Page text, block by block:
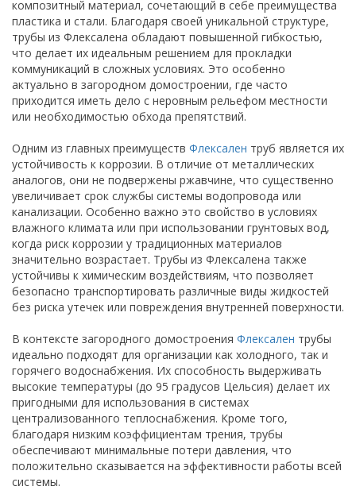
композитный материал, сочетающий в себе преимущества
пластика и стали. Благодаря своей уникальной структуре,
трубы из Флексалена обладают повышенной гибкостью,
что делает их идеальным решением для прокладки
коммуникаций в сложных условиях. Это особенно
актуально в загородном домостроении, где часто
приходится иметь дело с неровным рельефом местности
или необходимостью обхода препятствий.
Одним из главных преимуществ Флексален труб является их
устойчивость к коррозии. В отличие от металлических
аналогов, они не подвержены ржавчине, что существенно
увеличивает срок службы системы водопровода или
канализации. Особенно важно это свойство в условиях
влажного климата или при использовании грунтовых вод,
когда риск коррозии у традиционных материалов
значительно возрастает. Трубы из Флексалена также
устойчивы к химическим воздействиям, что позволяет
безопасно транспортировать различные виды жидкостей
без риска утечек или повреждения внутренней поверхности.
В контексте загородного домостроения Флексален трубы
идеально подходят для организации как холодного, так и
горячего водоснабжения. Их способность выдерживать
высокие температуры (до 95 градусов Цельсия) делает их
пригодными для использования в системах
централизованного теплоснабжения. Кроме того,
благодаря низким коэффициентам трения, трубы
обеспечивают минимальные потери давления, что
положительно сказывается на эффективности работы всей
системы.